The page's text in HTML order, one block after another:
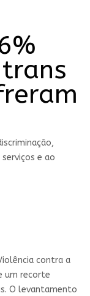
e ao
contra a
um recorte
O levantamento